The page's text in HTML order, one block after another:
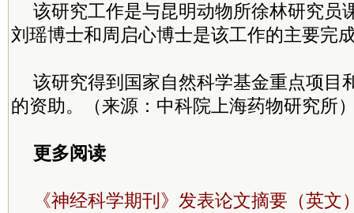
该研究工作是与昆明动物所徐林研究员
刘瑶博士和周启心博士是该工作的主要完
该研究得到国家自然科学基金重点项目
的资助。（来源：中科院上海药物研究所
更多阅读
《神经科学期刊》发表论文摘要（英文